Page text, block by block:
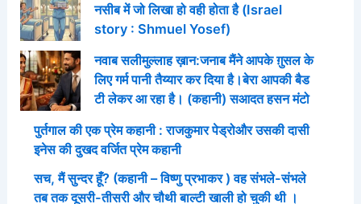
नसीब में जो लिखा हो वही होता है (Israel
story : Shmuel Yosef)
नवाब सलीमुल्लाह ख़ान:जनाब मैंने आपके ग़ुसल के
लिए गर्म पानी तैय्यार कर दिया है।बेरा आपकी बैड
टी लेकर आ रहा है। (कहानी) सआदत हसन मंटो
पुर्तगाल की एक प्रेम कहानी : राजकुमार पेड्रोऔर उसकी दासी
इनेस की दुखद वर्जित प्रेम कहानी
सच, मैं सुन्दर हूँ? (कहानी – विष्णु प्रभाकर ) वह संभले-संभले
तब तक दूसरी-तीसरी और चौथी बाल्टी खाली हो चुकी थी ।